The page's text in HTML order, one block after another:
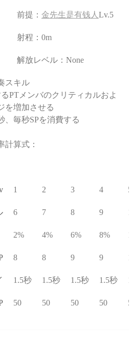
前提： 金先生是有钱人 Lv.5
射程：0m
解放レベル：None
スキル
PTメンバのクリティカルおよ
を増加させる
、毎秒SPを消費する
計算式：
1 2 3 4 5
6 7 8 9
2% 4% 6% 8%
8 8 9 9
1.5秒 1.5秒 1.5秒 1.5秒
50 50 50 50